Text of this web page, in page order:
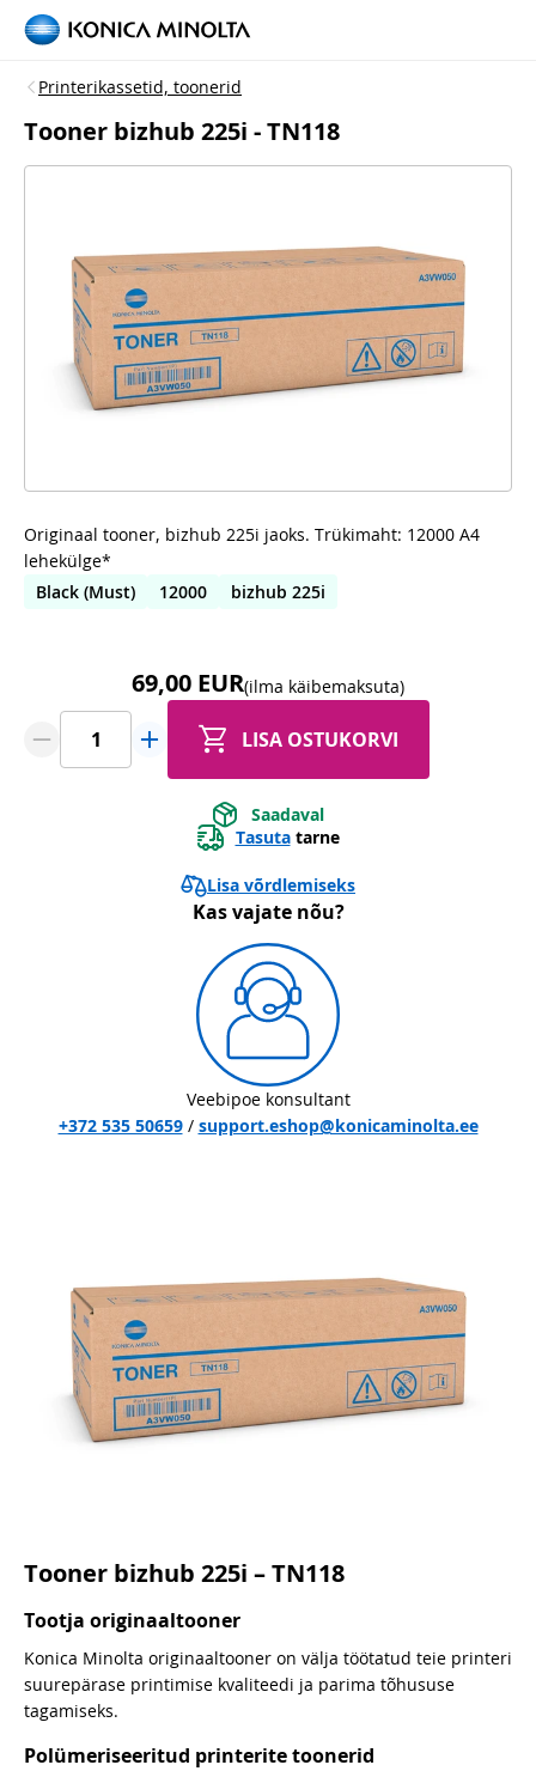
Printerikassetid, toonerid
Tooner bizhub 225i - TN118
Originaal tooner, bizhub 225i jaoks. Trükimaht: 12000 A4
lehekülge*
Black (Must)
12000 bizhub 225i
69,00 EUR(ilma käibemaksuta)
LISA OSTUKORVI
Saadaval
Tasuta tarne
Lisa võrdlemiseks
Kas vajate nõu?
Veebipoe konsultant
+372 535 50659/ support.eshop@konicaminolta.ee
Tooner bizhub 225i – TN118
Tootja originaaltooner
Konica Minolta originaaltooner on välja töötatud teie printeri
suurepärase printimise kvaliteedi ja parima tõhususe
tagamiseks.
Polümeriseeritud printerite toonerid